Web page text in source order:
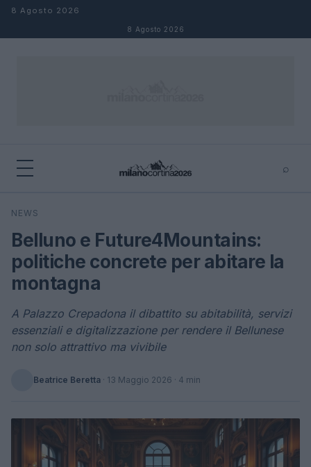
Salta al contenuto
8 Agosto 2026
8 Agosto 2026
⌕
Cerca
NEWS
Belluno e Future4Mountains:
politiche concrete per abitare la
montagna
A Palazzo Crepadona il dibattito su abitabilità, servizi
essenziali e digitalizzazione per rendere il Bellunese
non solo attrattivo ma vivibile
Beatrice Beretta · 13 Maggio 2026 · 4 min